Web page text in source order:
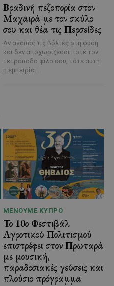
Βραδινή πεζοπορία στον
Μαχαιρά με τον σκύλο
σου και θέα τις Περσείδες
Αν αγαπάς τις βόλτες στη φύση
και δεν αποχωρίζεσαι ποτέ τον
τετράποδο φίλο σου, τότε αυτή
η εμπειρία...
ΜΈΝΟΥΜΕ ΚΎΠΡΟ
Το 10ο Φεστιβάλ
Αγροτικού Πολιτισμού
επιστρέφει στον Πρωταρά
με μουσική,
παραδοσιακές γεύσεις και
πλούσιο πρόγραμμα